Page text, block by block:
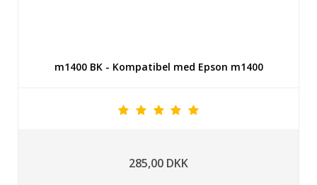
m1400 BK - Kompatibel med Epson m1400
285,00 DKK